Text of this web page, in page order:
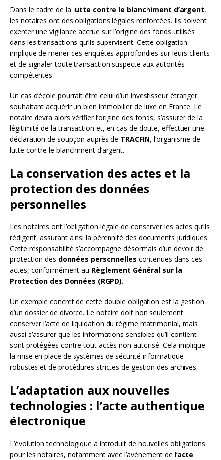
Dans le cadre de la lutte contre le blanchiment d’argent,
les notaires ont des obligations légales renforcées. Ils doivent
exercer une vigilance accrue sur l’origine des fonds utilisés
dans les transactions qu’ils supervisent. Cette obligation
implique de mener des enquêtes approfondies sur leurs clients
et de signaler toute transaction suspecte aux autorités
compétentes.
Un cas d’école pourrait être celui d’un investisseur étranger
souhaitant acquérir un bien immobilier de luxe en France. Le
notaire devra alors vérifier l’origine des fonds, s’assurer de la
légitimité de la transaction et, en cas de doute, effectuer une
déclaration de soupçon auprès de TRACFIN, l’organisme de
lutte contre le blanchiment d’argent.
La conservation des actes et la
protection des données
personnelles
Les notaires ont l’obligation légale de conserver les actes qu’ils
rédigent, assurant ainsi la pérennité des documents juridiques.
Cette responsabilité s’accompagne désormais d’un devoir de
protection des données personnelles contenues dans ces
actes, conformément au Règlement Général sur la
Protection des Données (RGPD).
Un exemple concret de cette double obligation est la gestion
d’un dossier de divorce. Le notaire doit non seulement
conserver l’acte de liquidation du régime matrimonial, mais
aussi s’assurer que les informations sensibles qu’il contient
sont protégées contre tout accès non autorisé. Cela implique
la mise en place de systèmes de sécurité informatique
robustes et de procédures strictes de gestion des archives.
L’adaptation aux nouvelles
technologies : l’acte authentique
électronique
L’évolution technologique a introduit de nouvelles obligations
pour les notaires, notamment avec l’avènement de l’acte